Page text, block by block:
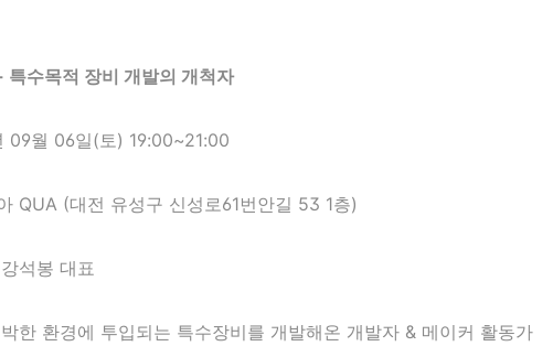
수목적 장비 개발의 개척자
09월 06일(토) 19:00~21:00
QUA (대전 유성구 신성로61번안길 53 1층)
석봉 대표
한 환경에 투입되는 특수장비를 개발해온 개발자 & 메이커 활동가